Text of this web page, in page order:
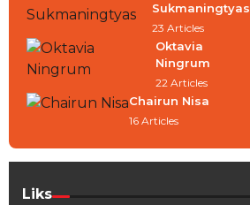
Sukmaningtyas
23 Articles
Oktavia
Ningrum
22 Articles
Chairun Nisa
16 Articles
Liks